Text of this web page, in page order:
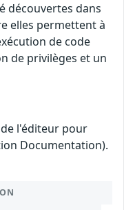
découvertes dans
elles permettent à
de code
de privilèges et un
l'éditeur pour
Documentation).